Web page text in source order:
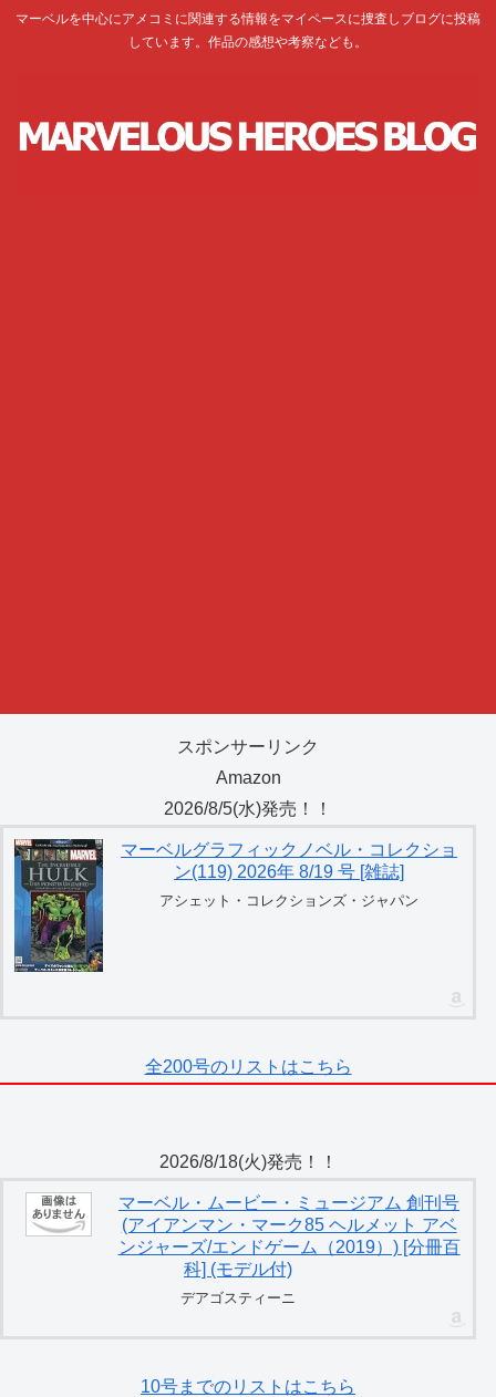
マーベルを中心にアメコミに関連する情報をマイペースに捜査しブログに投稿
しています。作品の感想や考察なども。
スポンサーリンク
Amazon
2026/8/5(水)発売！！
マーベルグラフィックノベル・コレクショ
ン(119) 2026年 8/19 号 [雑誌]
アシェット・コレクションズ・ジャパン
全200号のリストはこちら
2026/8/18(火)発売！！
マーベル・ムービー・ミュージアム 創刊号
(アイアンマン・マーク85 ヘルメット アベ
ンジャーズ/エンドゲーム（2019）) [分冊百
科] (モデル付)
デアゴスティーニ
10号までのリストはこちら